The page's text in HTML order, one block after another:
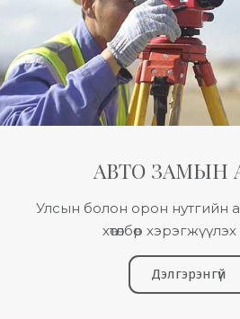
АВТО ЗАМЫН
Улсын болон орон нутгийн
хөтөлбөр
Дэлгэрэнгүй